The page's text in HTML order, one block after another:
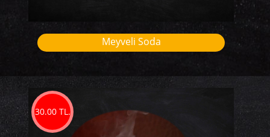
Meyveli Soda
30.00 TL.